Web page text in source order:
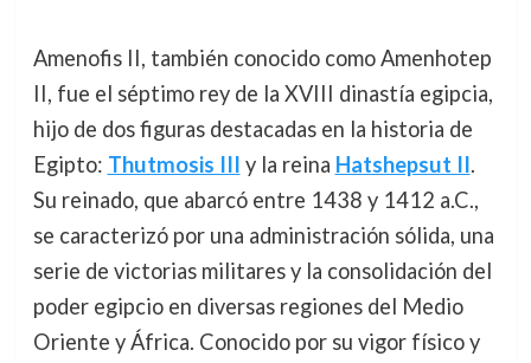
Amenofis II, también conocido como Amenhotep
II, fue el séptimo rey de la XVIII dinastía egipcia,
hijo de dos figuras destacadas en la historia de
Egipto: Thutmosis III y la reina Hatshepsut II.
Su reinado, que abarcó entre 1438 y 1412 a.C.,
se caracterizó por una administración sólida, una
serie de victorias militares y la consolidación del
poder egipcio en diversas regiones del Medio
Oriente y África. Conocido por su vigor físico y